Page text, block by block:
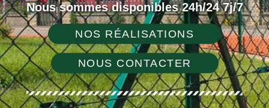
Nous sommes disponibles 24h/24 7j/7
NOS RÉALISATIONS
NOUS CONTACTER